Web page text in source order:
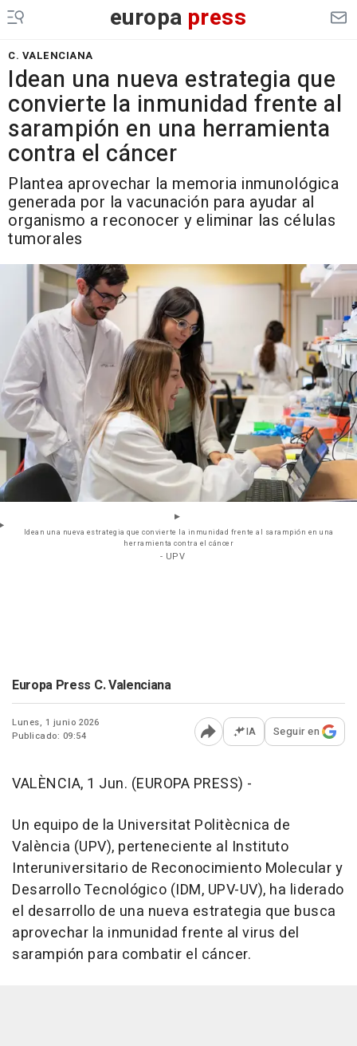
europa press
C. VALENCIANA
Idean una nueva estrategia que
convierte la inmunidad frente al
sarampión en una herramienta
contra el cáncer
Plantea aprovechar la memoria inmunológica
generada por la vacunación para ayudar al
organismo a reconocer y eliminar las células
tumorales
Idean una nueva estrategia que convierte la inmunidad frente al sarampión en una
herramienta contra el cáncer
- UPV
Europa Press C. Valenciana
Lunes, 1 junio 2026
Publicado: 09:54
Abrir opciones para
IA Seguir en
VALÈNCIA, 1 Jun. (EUROPA PRESS) -
Un equipo de la Universitat Politècnica de
València (UPV), perteneciente al Instituto
Interuniversitario de Reconocimiento Molecular y
Desarrollo Tecnológico (IDM, UPV-UV), ha liderado
el desarrollo de una nueva estrategia que busca
aprovechar la inmunidad frente al virus del
sarampión para combatir el cáncer.